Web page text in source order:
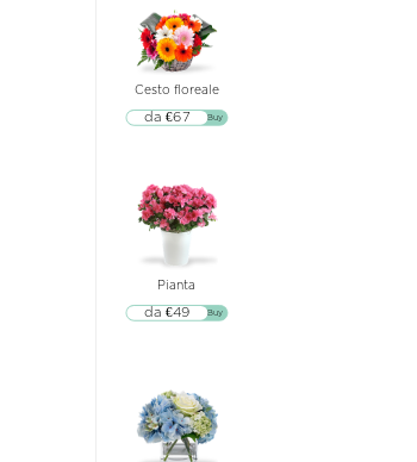
Cesto floreale
▷▷ Buy
da €67
Pianta
▷▷ Buy
da €49